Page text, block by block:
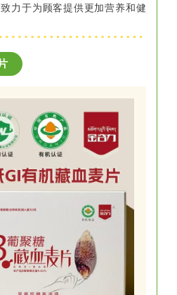
力于为顾客提供更加营养和健